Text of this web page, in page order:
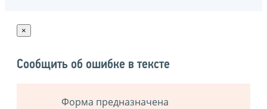
×
Сообщить об ошибке в тексте
Форма предназначена